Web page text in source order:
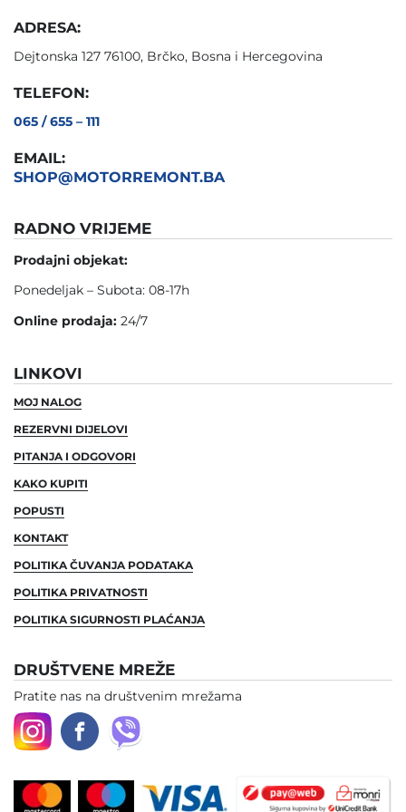
ADRESA:
Dejtonska 127 76100, Brčko, Bosna i Hercegovina
TELEFON:
065 / 655 – 111
EMAIL:
SHOP@MOTORREMONT.BA
RADNO VRIJEME
Prodajni objekat:
Ponedeljak – Subota: 08-17h
Online prodaja: 24/7
LINKOVI
MOJ NALOG
REZERVNI DIJELOVI
PITANJA I ODGOVORI
KAKO KUPITI
POPUSTI
KONTAKT
POLITIKA ČUVANJA PODATAKA
POLITIKA PRIVATNOSTI
POLITIKA SIGURNOSTI PLAĆANJA
DRUŠTVENE MREŽE
Pratite nas na društvenim mrežama